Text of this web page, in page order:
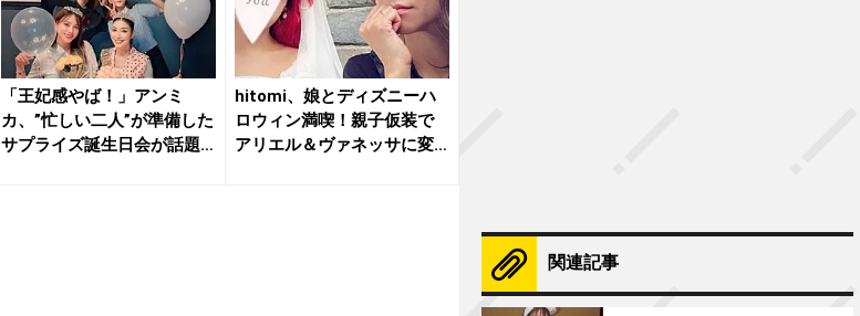
「王妃感やば！」アンミ
カ、”忙しい二人”が準備した
サプライズ誕生日会が話題
hitomi、娘とディズニーハ
ロウィン満喫！親子仮装で
アリエル＆ヴァネッサに変
関連記事